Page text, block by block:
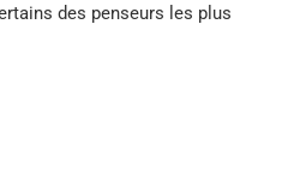
des penseurs les plus